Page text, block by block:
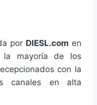
por DIESL.com en
mayoría de los
con la
canales en alta